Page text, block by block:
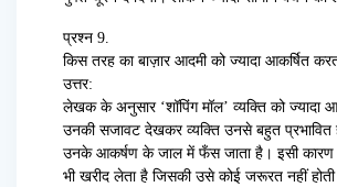
प्रश्न 9.
किस तरह का बाज़ार आदमी को ज्यादा आकर्षित
उत्तर:
लेखक के अनुसार ‘शॉपिंग मॉल’ व्यक्ति को ज्यादा
उनकी सजावट देखकर व्यक्ति उनसे बहुत प्रभावित
उनके आकर्षण के जाल में फँस जाता है। इसी कारण
भी खरीद लेता है जिसकी उसे कोई जरूरत नहीं